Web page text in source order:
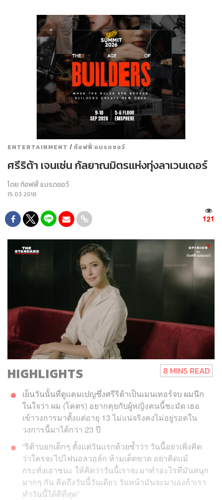
ENTERTAINMENT / ท้อฟฟี่ แบรดชอว์
ศรีริต้า เจนเซ่น กัลยาณมิตรแห่งทุ่งลาเวนเดอร์
โดย ท้อฟฟี่ แบรดชอว์
15.03.2018
121
HIGHLIGHTS 8 MINS READ
เย็นวันนั้นที่ดูแคมเปญซึ่งศรีริต้าเป็นเมนเทอร์จบ ผมนึก
ในใจว่า ผม (โคตร) อยากคุยกับผู้หญิงคนนี้ชะมัด เธอ
เข้าวงการมาตั้งแต่อายุ 13 ไม่แน่จริงคงไม่อยู่รอดใน
วงการนี้มาได้กว่า 23 ปี
“ริต้าบอกเด็กๆ ตั้งแต่วันแรกด้วยซ้ำว่า วันนี้อย่าเพิ่งคิด
ว่าใครจะไปไฟนอลวอล์ก ห้ามเด็ดขาด อย่าคิดแม้
กระทั่งเอาชนะ ให้คิดว่าวันนี้เราจะมาทำอะไรที่มันสนุก
มากๆ กัน คิดถึงวันนี้วันเดียว วันหน้ามันจะมาเองถ้าเรา
ทำวันนี้ได้ดีที่สุด”